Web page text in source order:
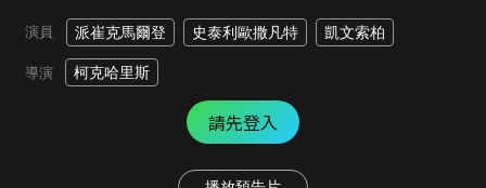
演員 派崔克馬爾登 史泰利歐撒凡特 凱文索柏
導演 柯克哈里斯
請先登入